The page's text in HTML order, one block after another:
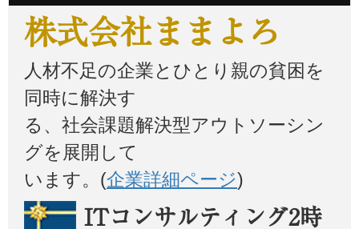
株式会社ままよろ
人材不足の企業とひとり親の貧困を
同時に解決す
る、社会課題解決型アウトソーシン
グを展開して
います。(企業詳細ページ)
ITコンサルティング2時